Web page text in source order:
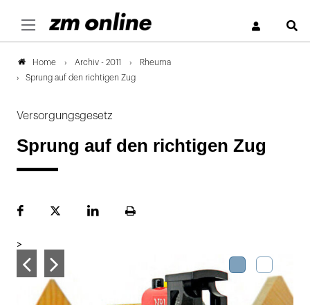
Home Archiv - 2011
Rheuma
Sprung auf den richtigen Zug
Versorgungsgesetz
Sprung auf den richtigen Zug
FacebookPlattformLinekdInSeite
>